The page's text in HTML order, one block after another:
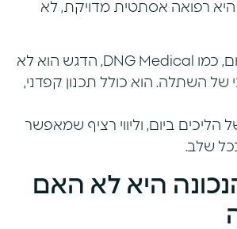
רפואה אסתטית מדויקת, לא
בקליניקות פרימיום, כמו DNG Medical, הדגש הוא לא
של השתלה. הוא כולל תכנון קפדני,
ביום, וליווי רציף שמאפשר
שלב.
היא לא האם